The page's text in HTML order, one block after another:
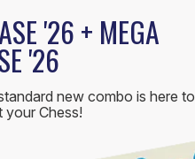
'26 + MEGA
'26
new combo is here to
your Chess!